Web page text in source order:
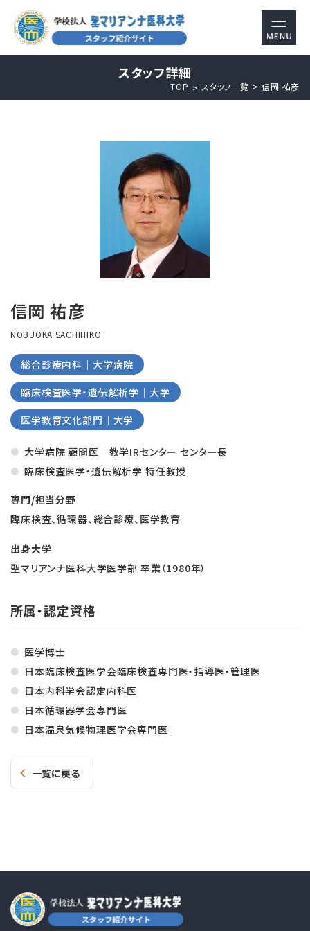
スタッフ詳細
TOP スタッフ一覧 信岡 祐彦
信岡 祐彦
NOBUOKA SACHIHIKO
総合診療内科｜大学病院
臨床検査医学・遺伝解析学｜大学
医学教育文化部門｜大学
大学病院 顧問医 教学IRセンター センター長
臨床検査医学・遺伝解析学 特任教授
専門/担当分野
臨床検査、循環器、総合診療、医学教育
出身大学
聖マリアンナ医科大学医学部 卒業（1980年）
所属・認定資格
医学博士
日本臨床検査医学会臨床検査専門医・指導医・管理医
日本内科学会認定内科医
日本循環器学会専門医
日本温泉気候物理医学会専門医
一覧に戻る